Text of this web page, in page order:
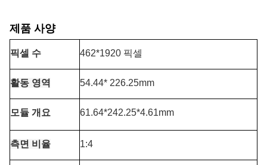
제품 사양
픽셀 수 462*1920 픽셀
활동 영역 54.44* 226.25mm
모듈 개요 61.64*242.25*4.61mm
측면 비율 1:4